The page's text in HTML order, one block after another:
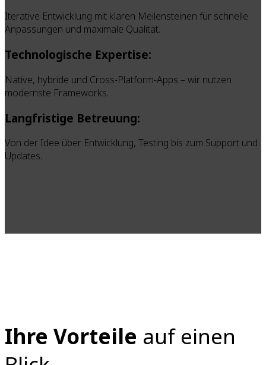
Iterative Entwicklung mit klaren Meilensteinen für schnelle
Anpassungen und maximale Qualität.
Technologische Expertise:
Native, hybride und Cross-Platform-Apps – wir nutzen
modernste Frameworks.
Langfristige Betreuung:
Von der Idee über Entwicklung, Testing bis zum Support und
Updates.
Ihre Vorteile auf einen